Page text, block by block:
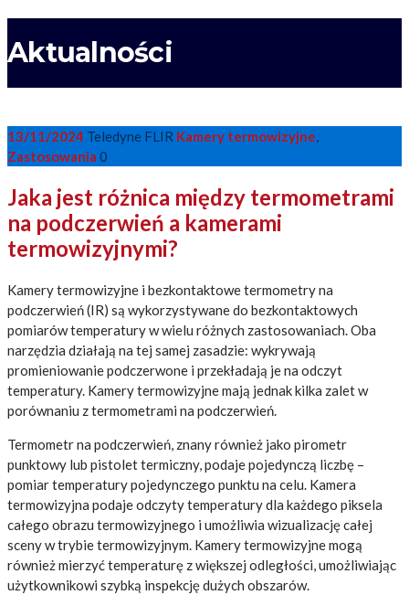
Aktualności
13/11/2024 Teledyne FLIR Kamery termowizyjne,
Zastosowania 0
Jaka jest różnica między termometrami
na podczerwień a kamerami
termowizyjnymi?
Kamery termowizyjne i bezkontaktowe termometry na
podczerwień (IR) są wykorzystywane do bezkontaktowych
pomiarów temperatury w wielu różnych zastosowaniach. Oba
narzędzia działają na tej samej zasadzie: wykrywają
promieniowanie podczerwone i przekładają je na odczyt
temperatury. Kamery termowizyjne mają jednak kilka zalet w
porównaniu z termometrami na podczerwień.
Termometr na podczerwień, znany również jako pirometr
punktowy lub pistolet termiczny, podaje pojedynczą liczbę –
pomiar temperatury pojedynczego punktu na celu. Kamera
termowizyjna podaje odczyty temperatury dla każdego piksela
całego obrazu termowizyjnego i umożliwia wizualizację całej
sceny w trybie termowizyjnym. Kamery termowizyjne mogą
również mierzyć temperaturę z większej odległości, umożliwiając
użytkownikowi szybką inspekcję dużych obszarów.